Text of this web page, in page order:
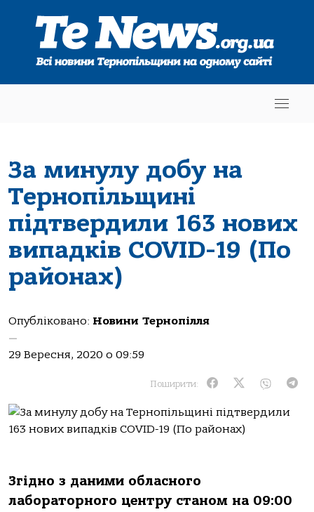
За минулу добу на
Тернопільщині
підтвердили 163 нових
випадків COVID-19 (По
районах)
Опубліковано: Новини Тернопілля
—
29 Вересня, 2020 о 09:59
Поширити:
Згідно з даними обласного
лабораторного центру станом на 09:00